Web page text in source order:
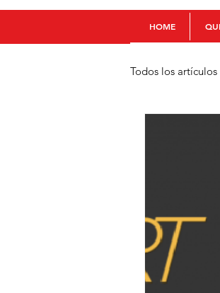
HOME
Todos los artículos